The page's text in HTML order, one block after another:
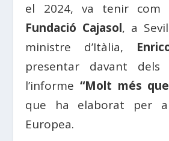
el 2024, va tenir
Fundació Cajasol, a
ministre d’Itàlia,
presentar davant dels
l’informe“Molt més
que ha elaborat per a
Europea.